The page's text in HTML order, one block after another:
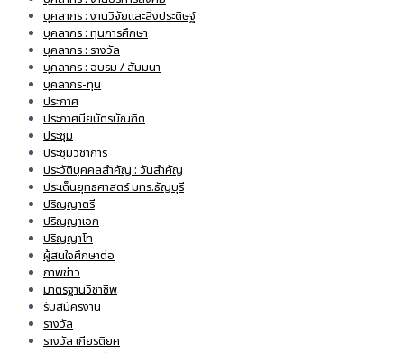
บุคลากร : งานวิจัยและสิ่งประดิษฐ์
บุคลากร : ทุนการศึกษา
บุคลากร : รางวัล
บุคลากร : อบรม / สัมมนา
บุคลากร-ทุน
ประกาศ
ประกาศนียบัตรบัณฑิต
ประชุม
ประชุมวิชาการ
ประวัติบุคคลสำคัญ : วันสำคัญ
ประเด็นยุทธศาสตร์ มทร.ธัญบุรี
ปริญญาตรี
ปริญญาเอก
ปริญญาโท
ผู้สนใจศึกษาต่อ
ภาพข่าว
มาตรฐานวิชาชีพ
รับสมัครงาน
รางวัล
รางวัล เกียรติยศ